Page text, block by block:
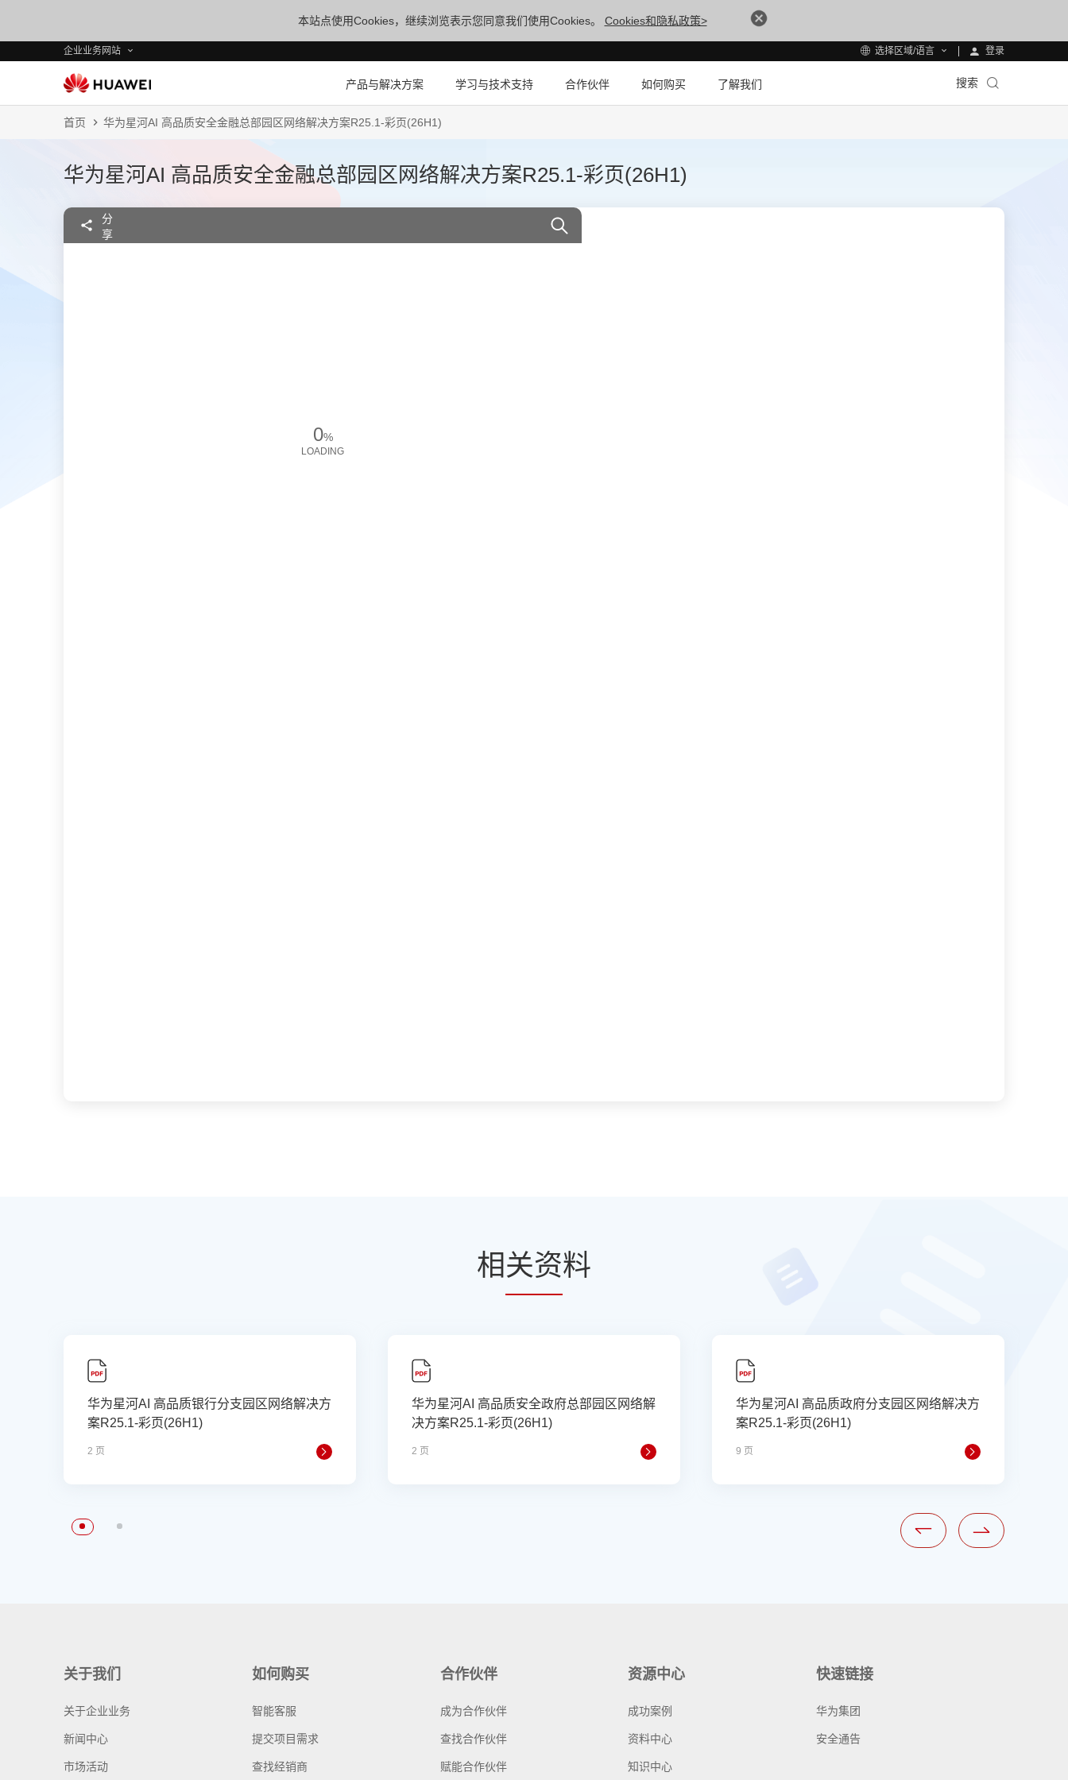
本站点使用Cookies，继续浏览表示您同意我们使用Cookies。 Cookies和隐私政策>
企业业务网站 选择区域/语言 登录
产品与解决方案 学习与技术支持 合作伙伴 如何购买 了解我们 搜索
首页 华为星河AI 高品质安全金融总部园区网络解决方案R25.1-彩页(26H1)
华为星河AI 高品质安全金融总部园区网络解决方案R25.1-彩页(26H1)
分
享
0%
LOADING
相关资料
华为星河AI 高品质银行分支园区网络解决方
案R25.1-彩页(26H1)
2 页
华为星河AI 高品质安全政府总部园区网络解
决方案R25.1-彩页(26H1)
2 页
华为星河AI 高品质政府分支园区网络解决方
案R25.1-彩页(26H1)
9 页
关于我们
关于企业业务
新闻中心
市场活动
如何购买
智能客服
提交项目需求
查找经销商
合作伙伴
成为合作伙伴
查找合作伙伴
赋能合作伙伴
资源中心
成功案例
资料中心
知识中心
快速链接
华为集团
安全通告